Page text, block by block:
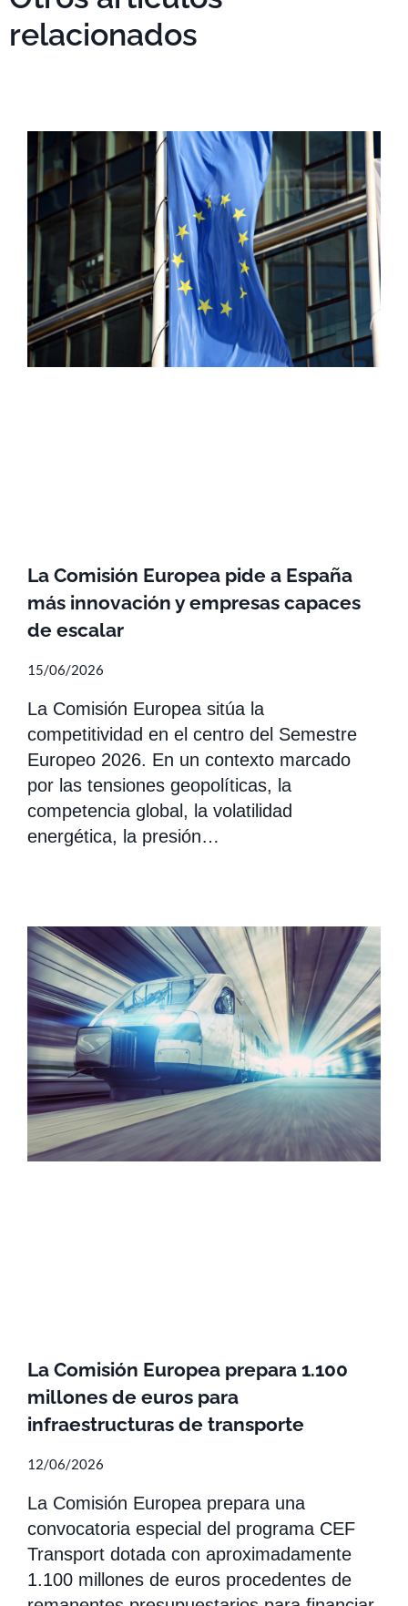
relacionados
La Comisión Europea pide a España
más innovación y empresas capaces
de escalar
15/06/2026
La Comisión Europea sitúa la
competitividad en el centro del Semestre
Europeo 2026. En un contexto marcado
por las tensiones geopolíticas, la
competencia global, la volatilidad
energética, la presión…
La Comisión Europea prepara 1.100
millones de euros para
infraestructuras de transporte
12/06/2026
La Comisión Europea prepara una
convocatoria especial del programa CEF
Transport dotada con aproximadamente
1.100 millones de euros procedentes de